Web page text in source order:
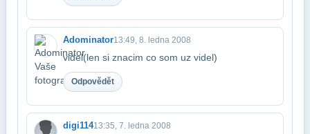
Adominator13:49, 8. ledna 2008
videl(len si znacim co som uz videl)
Odpovědět
digi11413:35, 7. ledna 2008